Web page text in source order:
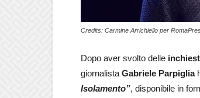
Credits: Carmine Arrichiello per
Dopo aver svolto delle
giornalista Gabriele Parpiglia
Isolamento”, disponibile in